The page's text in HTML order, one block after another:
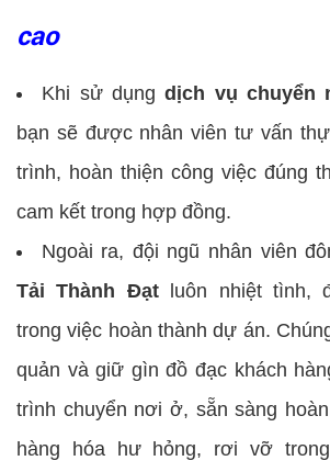
cao
Khi sử dụngdịch vụ chuyển
bạn sẽ được nhân viên tư vấn
trình, hoàn thiện công việc đúng
cam kết trong hợp đồng.
Ngoài ra, đội ngũ nhân viên
Tải Thành Đạtluôn nhiệt tình,
trong việc hoàn thành dự án.
quản và giữ gìn đồ đạc khách
trình chuyển nơi ở, sẵn sàng
hàng hóa hư hỏng, rơi vỡ